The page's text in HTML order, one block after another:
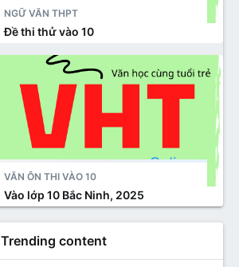
NGỮ VĂN THPT
Đề thi thử vào 10
VĂN ÔN THI VÀO 10
Vào lớp 10 Bắc Ninh, 2025
Trending content